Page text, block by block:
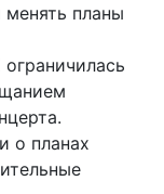
планы
о планах